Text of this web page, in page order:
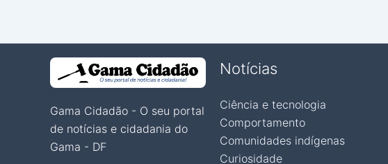
Gama Cidadão - O seu portal
de notícias e cidadania do
Gama - DF
Notícias
Ciência e tecnologia
Comportamento
Comunidades indígenas
Curiosidade